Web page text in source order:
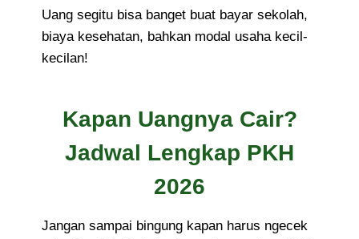
Uang segitu bisa banget buat bayar sekolah,
biaya kesehatan, bahkan modal usaha kecil-
kecilan!
Kapan Uangnya Cair?
Jadwal Lengkap PKH
2026
Jangan sampai bingung kapan harus ngecek